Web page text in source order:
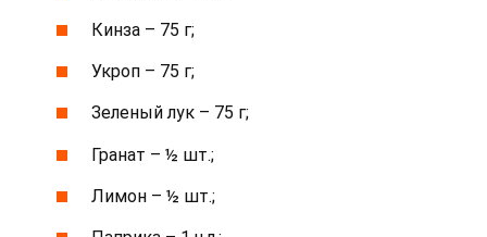
Кинза – 75 г;
Укроп – 75 г;
Зеленый лук – 75 г;
Гранат – ½ шт.;
Лимон – ½ шт.;